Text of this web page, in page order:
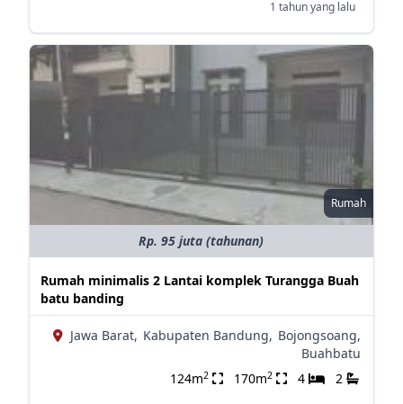
1 tahun yang lalu
Rumah
Rp. 95 juta (tahunan)
Rumah minimalis 2 Lantai komplek Turangga Buah
batu banding
Jawa Barat, Kabupaten Bandung, Bojongsoang,
Buahbatu
124m2 170m2 4 2